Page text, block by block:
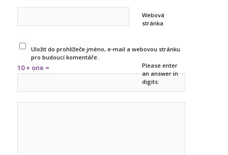
Webová
stránka
Uložit do prohlížeče jméno, e-mail a webovou stránku
pro budoucí komentáře.
Please enter
an answer in
digits:
10 + one =